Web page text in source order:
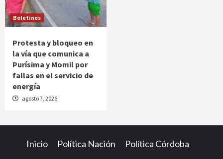
Boletines
Protesta y bloqueo en
la vía que comunica a
Purísima y Momil por
fallas en el servicio de
energía
agosto 7, 2026
Inicio Política Nación Política Córdoba